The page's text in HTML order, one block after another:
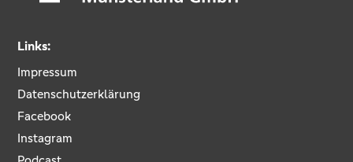
Links:
Impressum
Datenschutzerklärung
Facebook
Instagram